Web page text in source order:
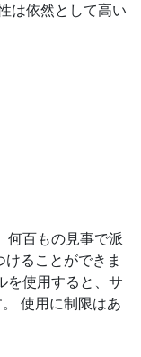
は依然として高い
何百もの見事で派
ることができま
を使用すると、サ
使用に制限はあ